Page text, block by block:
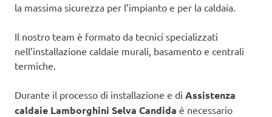
la massima sicurezza per l’impianto e per la caldaia.
Il nostro team è formato da tecnici specializzati
nell’installazione caldaie murali, basamento e centrali
termiche.
Durante il processo di installazione e di Assistenza
caldaie Lamborghini Selva Candida è necessario